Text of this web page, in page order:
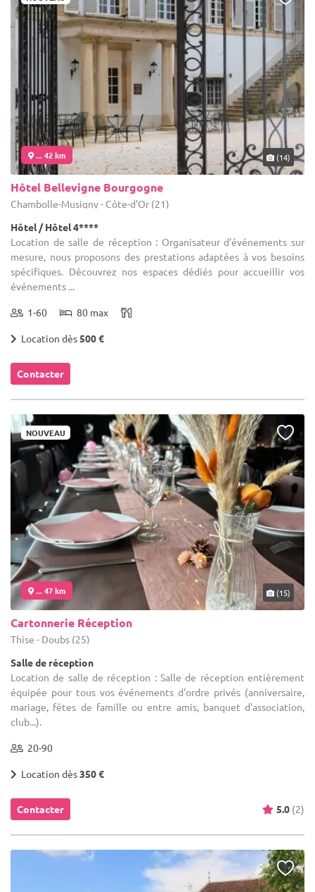
... 42 km (14)
Hôtel Bellevigne Bourgogne
Chambolle-Musigny - Côte-d'Or (21)
Hôtel / Hôtel 4****
Location de salle de réception : Organisateur d'événements sur
mesure, nous proposons des prestations adaptées à vos besoins
spécifiques. Découvrez nos espaces dédiés pour accueillir vos
événements ...
1-60 80 max
Location dès500 €
Contacter
NOUVEAU
... 47 km (15)
Cartonnerie Réception
Thise - Doubs (25)
Salle de réception
Location de salle de réception : Salle de réception entièrement
équipée pour tous vos événements d'ordre privés (anniversaire,
mariage, fêtes de famille ou entre amis, banquet d'association,
club...).
20-90
Location dès350 €
Contacter 5.0 (2)